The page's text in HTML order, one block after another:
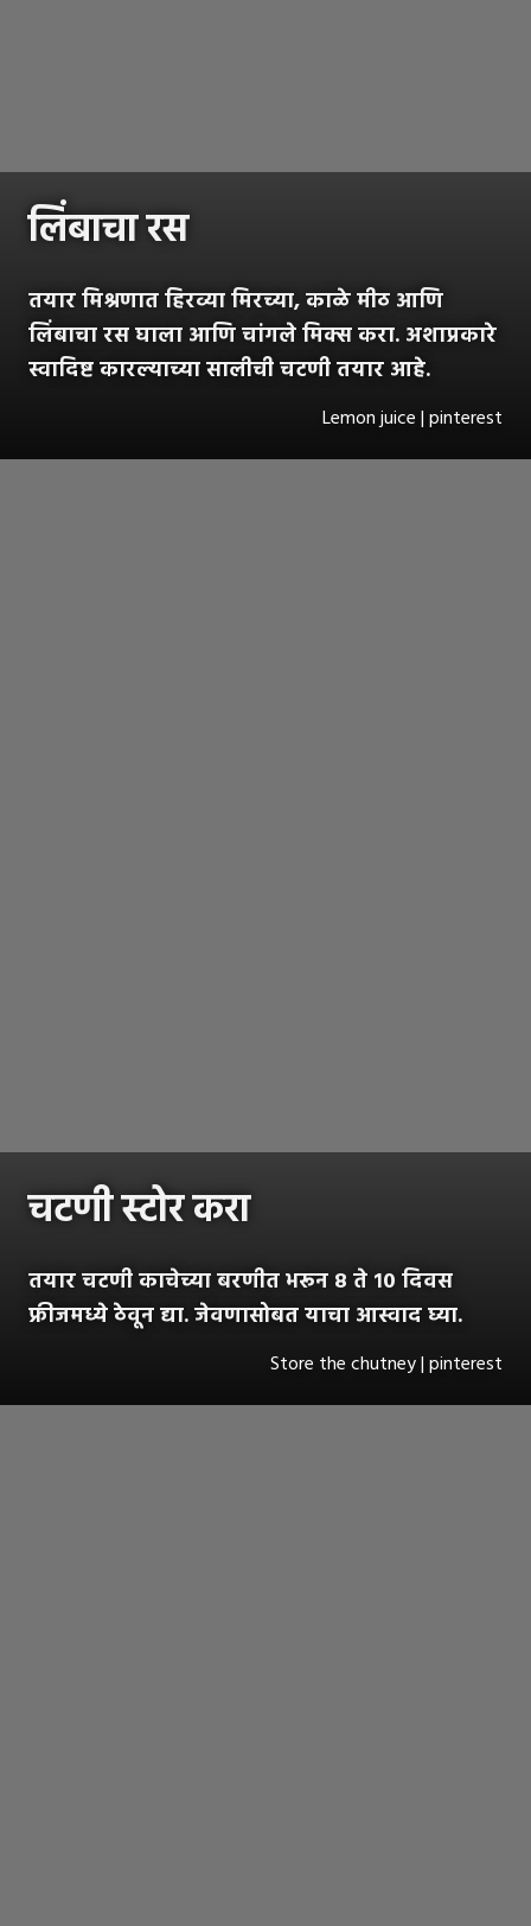
लिंबाचा रस
तयार मिश्रणात हिरव्या मिरच्या, काळे मीठ आणि
लिंबाचा रस घाला आणि चांगले मिक्स करा. अशाप्रकारे
स्वादिष्ट कारल्याच्या सालीची चटणी तयार आहे.
Lemon juice | pinterest
चटणी स्टोर करा
तयार चटणी काचेच्या बरणीत भरून ८ ते १० दिवस
फ्रीजमध्ये ठेवून द्या. जेवणासोबत याचा आस्वाद घ्या.
Store the chutney | pinterest